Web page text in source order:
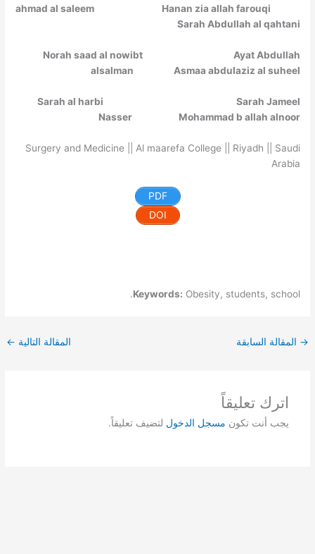
ahmad al saleem Hanan zia allah farouqi
Sarah Abdullah al qahtani
Norah saad al nowibt Ayat Abdullah
alsalman Asmaa abdulaziz al suheel
Sarah al harbi Sarah Jameel
Nasser Mohammad b allah alnoor
Surgery and Medicine || Al maarefa College || Riyadh || Saudi
Arabia
PDF
DOI
Keywords: Obesity, students, school.
→ المقالة السابقة المقالة التالية ←
اترك تعليقاً
يجب أنت تكون مسجل الدخول لتضيف تعليقاً.